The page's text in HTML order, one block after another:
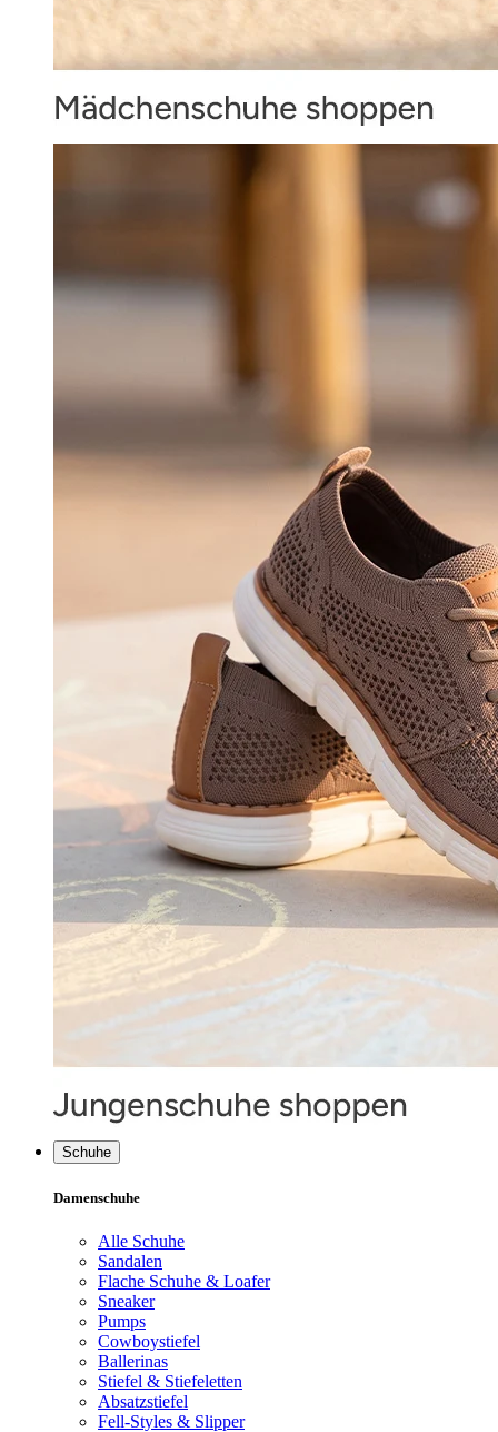
Schuhe
Damenschuhe
Alle Schuhe
Sandalen
Flache Schuhe & Loafer
Sneaker
Pumps
Cowboystiefel
Ballerinas
Stiefel & Stiefeletten
Absatzstiefel
Fell-Styles & Slipper